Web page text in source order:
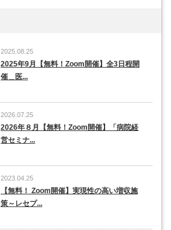
2025.08.25
2025年9月【無料！Zoom開催】全3日程開
催＿医...
2026.07.25
2026年８月【無料！Zoom開催】「病院経
営セミナ...
2023.04.25
【無料！ Zoom開催】実現性の高い増収施
策～レセプ...